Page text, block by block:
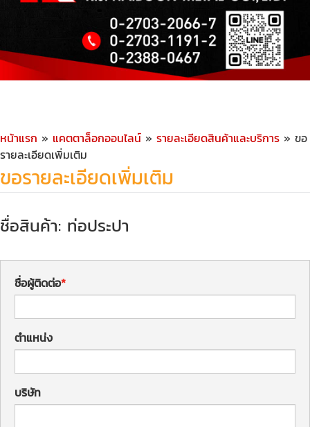
หน้าแรก » แคตตาล็อกออนไลน์ » รายละเอียดสินค้าและบริการ » ขอ
รายละเอียดเพิ่มเติม
ขอรายละเอียดเพิ่มเติม
ชื่อสินค้า: ท่อประปา
ชื่อผู้ติดต่อ
ตำแหน่ง
บริษัท